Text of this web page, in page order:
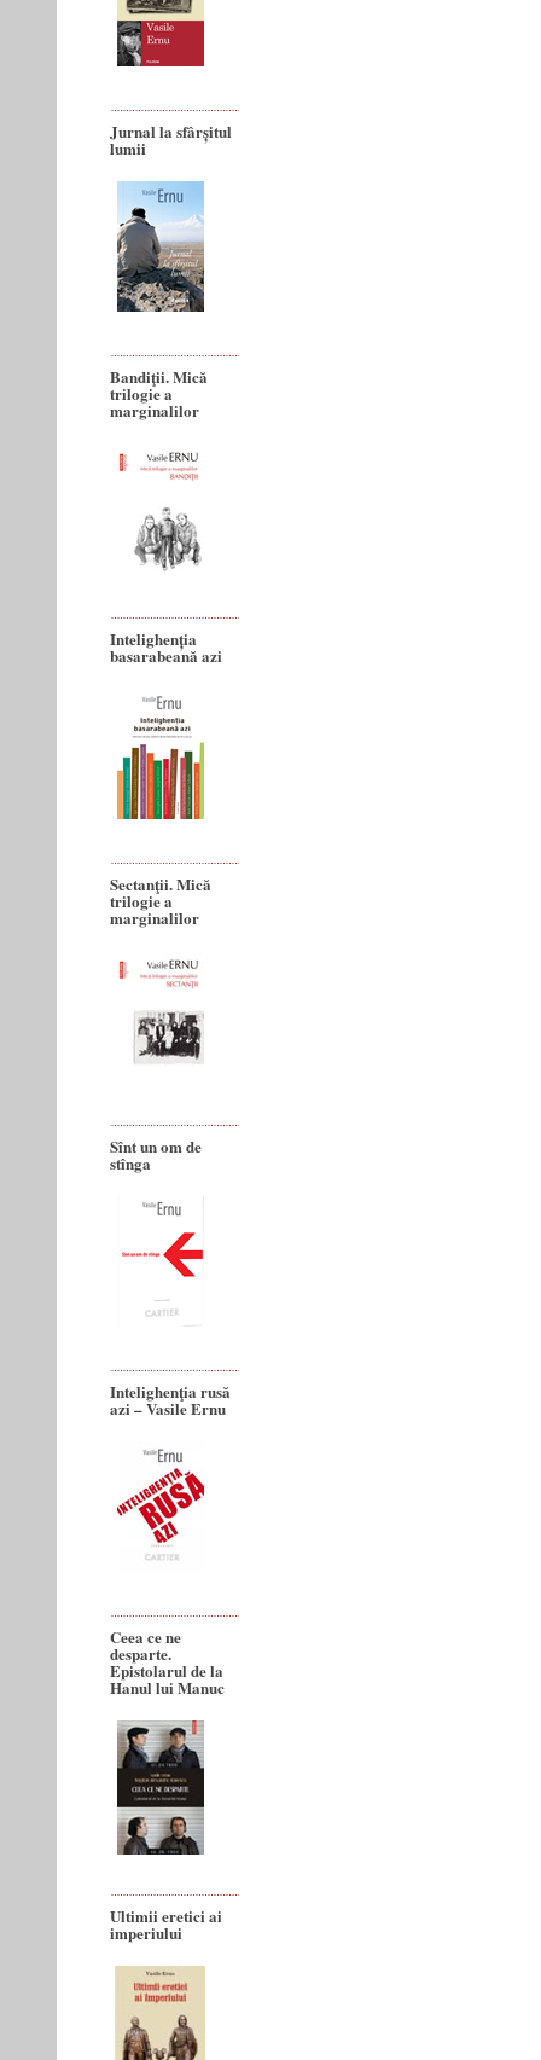
Jurnal la sfârșitul
lumii
Bandiţii. Mică
trilogie a
marginalilor
Intelighenția
basarabeană azi
Sectanţii. Mică
trilogie a
marginalilor
Sînt un om de
stînga
Intelighenţia rusă
azi – Vasile Ernu
Ceea ce ne
desparte.
Epistolarul de la
Hanul lui Manuc
Ultimii eretici ai
imperiului